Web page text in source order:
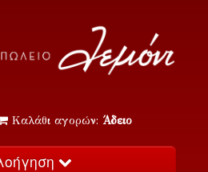
Καλάθι αγορών: Άδειο